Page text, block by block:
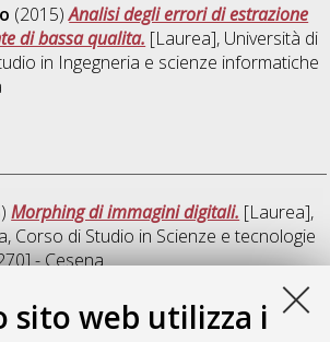
sito web utilizza i
(2015)Analisi degli errori di estrazione
di bassa qualita. [Laurea], Università di
in Ingegneria e scienze informatiche
Morphing di immagini digitali. [Laurea],
Corso di Studio in Scienze e tecnologie
- Cesena